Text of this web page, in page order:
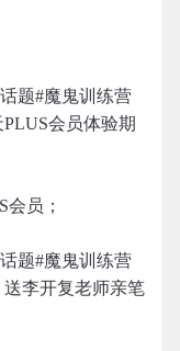
题#魔鬼训练营
会员体验期
员；
题#魔鬼训练营
李开复老师亲笔